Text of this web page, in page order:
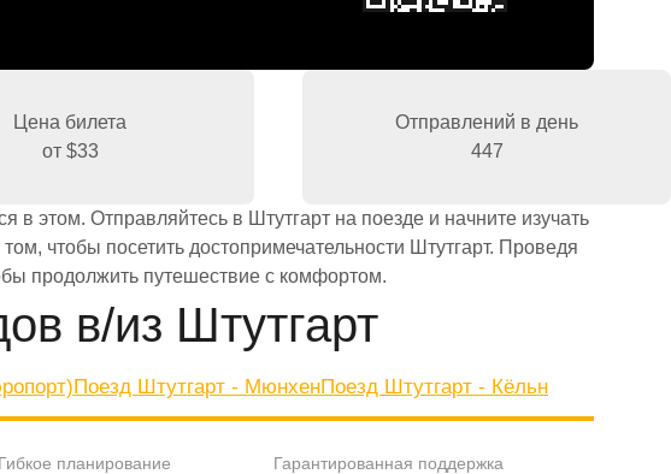
Цена билета
от $33
Отправлений в день
447
этом. Отправляйтесь в Штутгарт на поезде и начните изучать
чтобы посетить достопримечательности Штутгарт. Проведя
продолжить путешествие с комфортом.
в/из Штутгарт
Поезд Штутгарт - МюнхенПоезд Штутгарт - Кёльн
Гибкое планирование Гарантированная поддержка